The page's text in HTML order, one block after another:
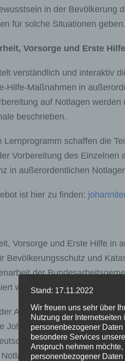
in der Bevölkerung
für solche Situationen
Vorsorge und Erste
verständlich und interaktiv
Hilfe-Maßnahmen in
auf Notlagen
beschrieben.
Lernprogramm schaffen die
Vorbereitung des Einzelnen
in außerordentlichen
ist hier zu finden:
Vorsorge und Erste Hilfe in
Bevölkerungsschutz und
der
wird.
Arbeiter-Samariter-Bund,
Johanniter-Unfall-Hilfe und
Gemeinsam wurde
ein erster Baustein
Stand: 17.11.2022
Wir freuen uns sehr über
Nutzung der
personenbezogener
besondere Services
Anspruch nehmen
personenbezogener